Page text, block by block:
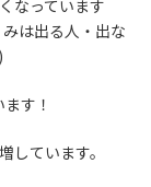
なっています
は出る人・出な
ます！
しています。